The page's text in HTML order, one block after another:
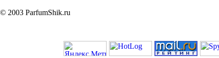
© 2003 ParfumShik.ru